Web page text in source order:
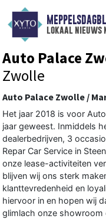
lokaal nieuws
Auto Palace
Zwolle
Auto Palace Zwolle /
Het jaar 2018 is voor
jaar geweest. Inmiddels
dealerbedrijven, 3
Repar Car Service in
onze lease-activiteiten
blijven wij ons sterk
klanttevredenheid en
hiervoor in en hopen wij
glimlach onze showroom